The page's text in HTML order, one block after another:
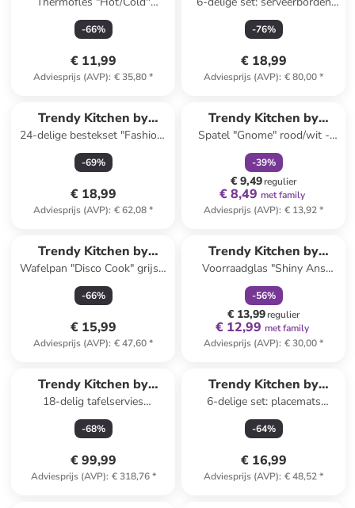
EXCÉLSA
oranje/grijs - 750 ml
-66%
€ 11,99
Adviesprijs (AVP): € 35,80*
EXCÉLSA
"Aboriginal" meerkleurig - Ø
33 cm
-76%
€ 18,99
Adviesprijs (AVP): € 80,00*
Trendy Kitchen by
EXCÉLSA
24-delige bestekset "Fashion"
meerkleurig
-69%
€ 18,99
Adviesprijs (AVP): € 62,08*
Trendy Kitchen by
EXCÉLSA
Spatel "Gnome" rood/wit -
(L)25 cm (verrassingsproduct)
-39%
€ 9,49regulier
€ 8,49 met family
Adviesprijs (AVP): € 13,92*
Trendy Kitchen by
EXCÉLSA
Wafelpan "Disco Cook" grijs -
Ø 26 cm
-66%
€ 15,99
Adviesprijs (AVP): € 47,60*
Trendy Kitchen by
EXCÉLSA
Voorraadglas "Shiny Ans
Bright" transparant/groen - 1 l
-56%
€ 13,99regulier
€ 12,99 met family
Adviesprijs (AVP): € 30,00*
Trendy Kitchen by
EXCÉLSA
18-delig tafelservies
"Versailles" lichtroze/grijs
-68%
€ 99,99
Adviesprijs (AVP): € 318,76*
Trendy Kitchen by
EXCÉLSA
6-delige set: placemats
"Mediterraneo"
turquoise/blauw - Ø 38 cm
-64%
€ 16,99
Adviesprijs (AVP): € 48,52*